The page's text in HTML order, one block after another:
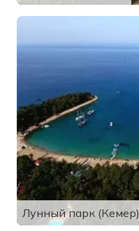
Лунный парк (Кемер)